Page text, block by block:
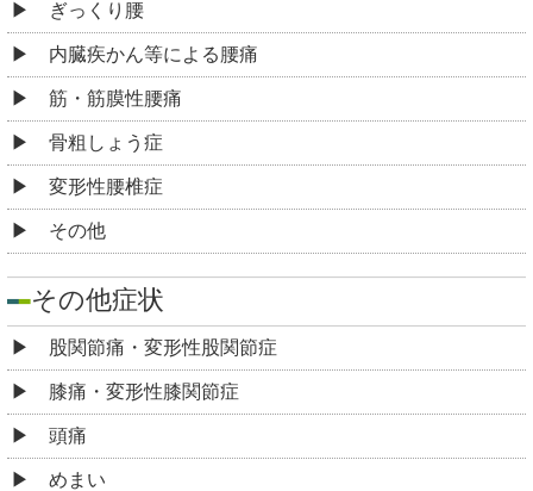
ぎっくり腰
内臓疾かん等による腰痛
筋・筋膜性腰痛
骨粗しょう症
変形性腰椎症
その他
その他症状
股関節痛・変形性股関節症
膝痛・変形性膝関節症
頭痛
めまい